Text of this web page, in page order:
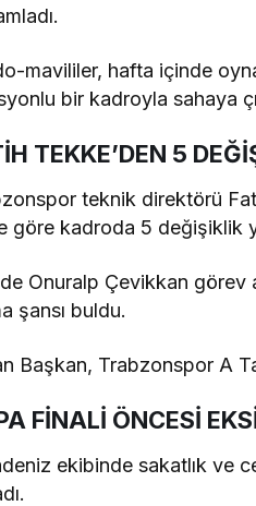
mavililer, hafta içinde
bir kadroyla sahaya
TEKKE’DEN 5
teknik direktörü
göre kadroda 5 değişiklik
Onuralp Çevikkan görev
şansı buldu.
Başkan, Trabzonspor A
FİNALİ ÖNCESİ
ekibinde sakatlık ve